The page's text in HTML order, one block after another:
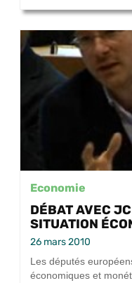
Economie
DÉBAT AVEC
SITUATION
26 mars 2010
Les députés
économiques et